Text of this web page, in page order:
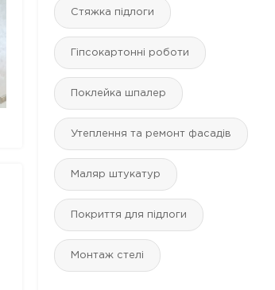
1 ФОТО
Стяжка підлоги
Гіпсокартонні роботи
Поклейка шпалер
Утеплення та ремонт фасадів
Маляр штукатур
Покриття для підлоги
Монтаж стелі